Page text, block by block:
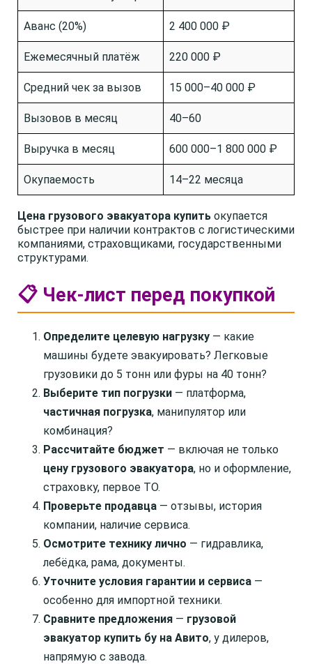
Аванс (20%) 2 400 000 ₽
Ежемесячный платёж 220 000 ₽
Средний чек за вызов 15 000–40 000 ₽
Вызовов в месяц 40–60
Выручка в месяц 600 000–1 800 000 ₽
Окупаемость 14–22 месяца
Цена грузового эвакуатора купить окупается
быстрее при наличии контрактов с логистическими
компаниями, страховщиками, государственными
структурами.
📋 Чек-лист перед покупкой
Определите целевую нагрузку — какие
машины будете эвакуировать? Легковые
грузовики до 5 тонн или фуры на 40 тонн?
Выберите тип погрузки — платформа,
частичная погрузка, манипулятор или
комбинация?
Рассчитайте бюджет — включая не только
цену грузового эвакуатора, но и оформление,
страховку, первое ТО.
Проверьте продавца — отзывы, история
компании, наличие сервиса.
Осмотрите технику лично — гидравлика,
лебёдка, рама, документы.
Уточните условия гарантии и сервиса —
особенно для импортной техники.
Сравните предложения — грузовой
эвакуатор купить бу на Авито, у дилеров,
напрямую с завода.